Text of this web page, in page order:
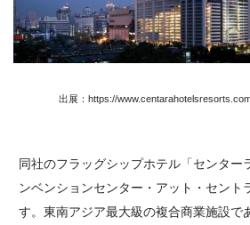
出展：https://
同社のフラッグシップホテル「センター
ンベンションセンター・アット・セント
す。東南アジア最大級の複合商業施設で